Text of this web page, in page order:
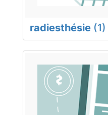
radiesthésie (1)